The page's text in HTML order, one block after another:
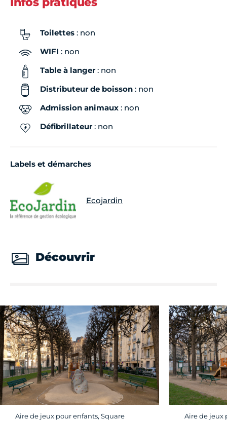
Toilettes : non
WIFI : non
Table à langer: non
Distributeur de boisson : non
Admission animaux : non
Défibrillateur: non
Labels et démarches
Ecojardin
Découvrir
Aire de jeux pour enfants, Square
Aire de jeux